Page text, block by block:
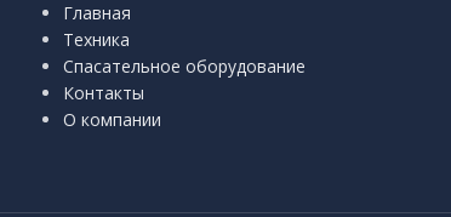
Главная
Техника
Спасательное оборудование
Контакты
О компании